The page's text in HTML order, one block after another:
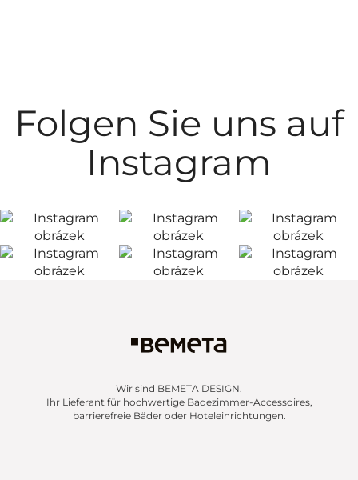
Folgen Sie uns auf
Instagram
Wir sind BEMETA DESIGN.
Ihr Lieferant für hochwertige Badezimmer-Accessoires,
barrierefreie Bäder oder Hoteleinrichtungen.